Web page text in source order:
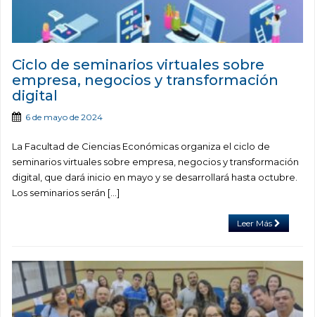
Ciclo de seminarios virtuales sobre
empresa, negocios y transformación
digital
6 de mayo de 2024
La Facultad de Ciencias Económicas organiza el ciclo de
seminarios virtuales sobre empresa, negocios y transformación
digital, que dará inicio en mayo y se desarrollará hasta octubre.
Los seminarios serán […]
Leer Más